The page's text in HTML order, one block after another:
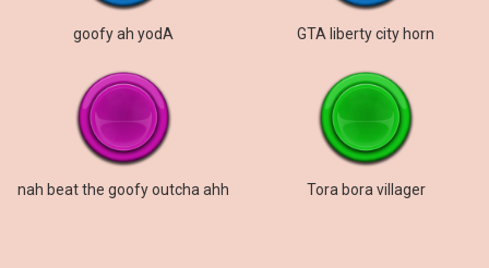
goofy ah yodA GTA liberty city horn
nah beat the goofy outcha ahh Tora bora villager